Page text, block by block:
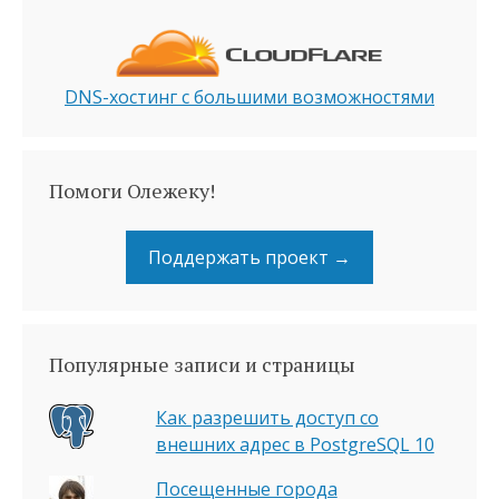
DNS-хостинг с большими возможностями
Помоги Олежеку!
Поддержать проект →
Популярные записи и страницы
Как разрешить доступ со
внешних адрес в PostgreSQL 10
Посещенные города